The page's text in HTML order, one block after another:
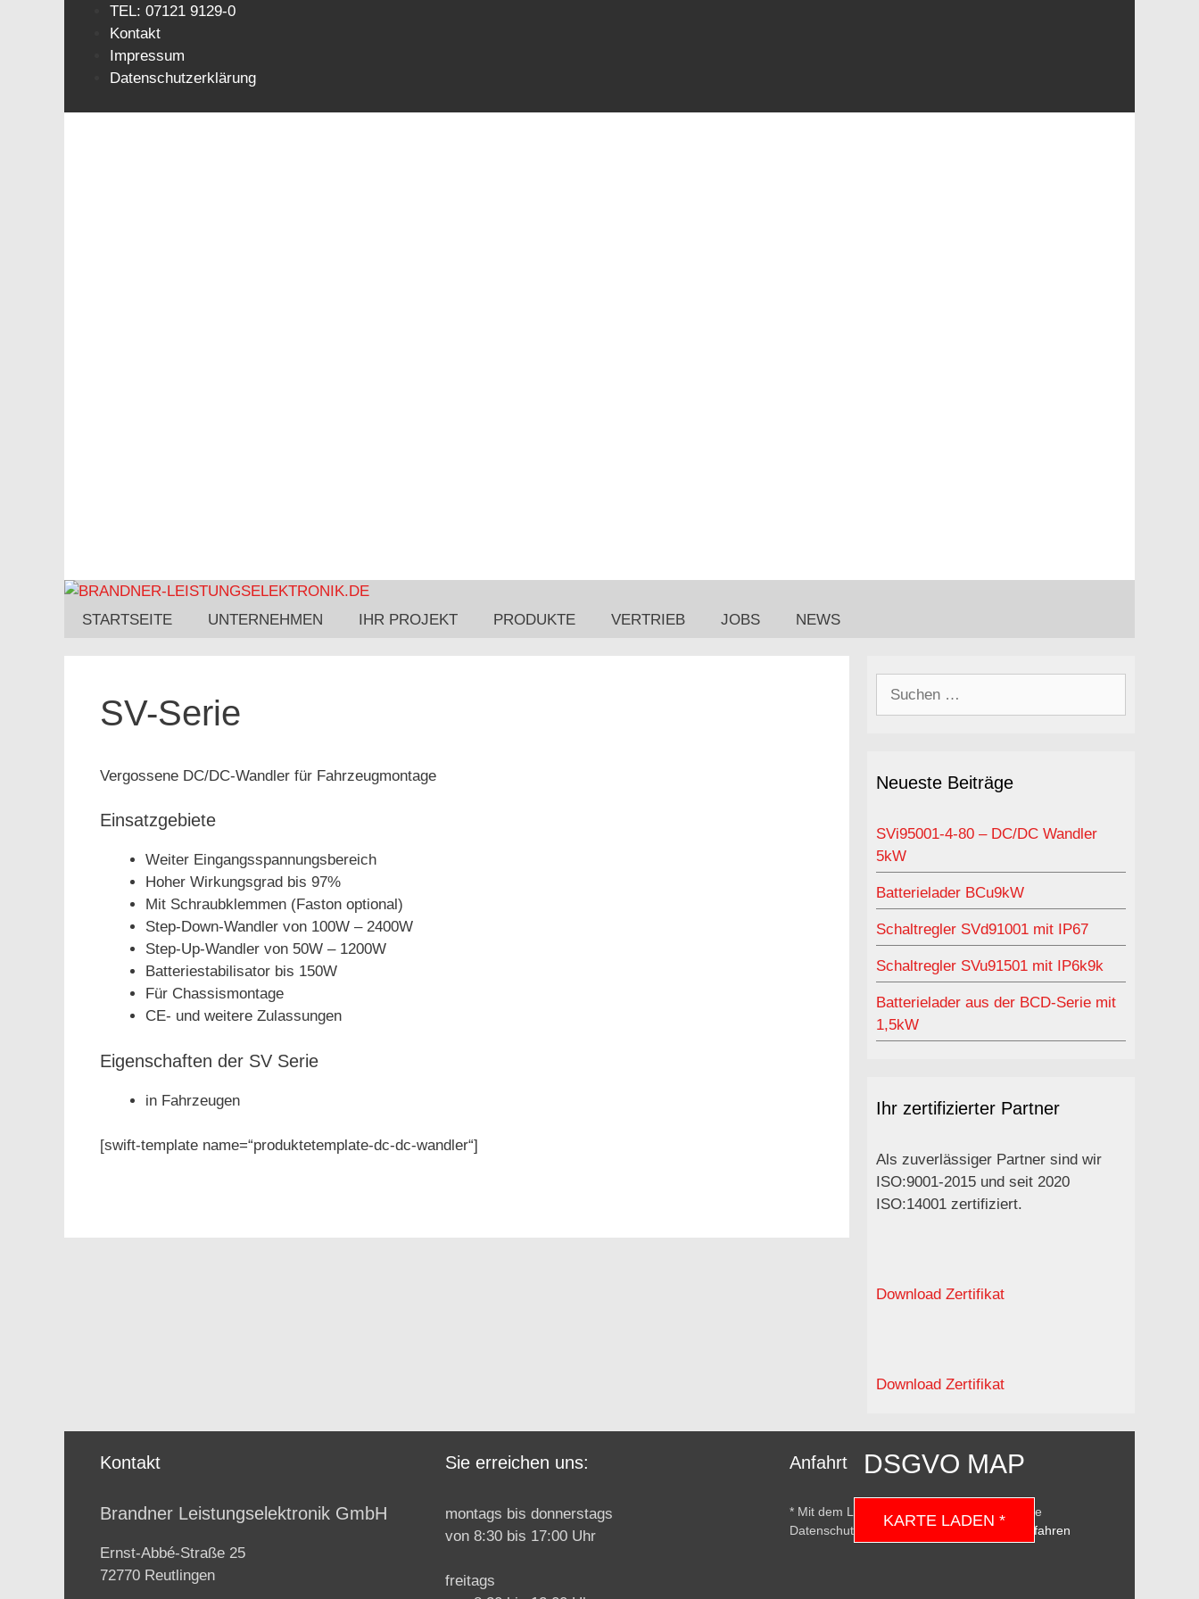
TEL: 07121 9129-0
Kontakt
Impressum
Datenschutzerklärung
STARTSEITE UNTERNEHMEN IHR PROJEKT PRODUKTE VERTRIEB JOBS NEWS
SV-Serie
Vergossene DC/DC-Wandler für Fahrzeugmontage
Einsatzgebiete
Weiter Eingangsspannungsbereich
Hoher Wirkungsgrad bis 97%
Mit Schraubklemmen (Faston optional)
Step-Down-Wandler von 100W – 2400W
Step-Up-Wandler von 50W – 1200W
Batteriestabilisator bis 150W
Für Chassismontage
CE- und weitere Zulassungen
Eigenschaften der SV Serie
in Fahrzeugen
[swift-template name=“produktetemplate-dc-dc-wandler“]
Neueste Beiträge
SVi95001-4-80 – DC/DC Wandler
5kW
Batterielader BCu9kW
Schaltregler SVd91001 mit IP67
Schaltregler SVu91501 mit IP6k9k
Batterielader aus der BCD-Serie mit
1,5kW
Ihr zertifizierter Partner
Als zuverlässiger Partner sind wir
ISO:9001-2015 und seit 2020
ISO:14001 zertifiziert.
Download Zertifikat
Download Zertifikat
Kontakt
Brandner Leistungselektronik GmbH
Ernst-Abbé-Straße 25
72770 Reutlingen
Sie erreichen uns:
montags bis donnerstags
von 8:30 bis 17:00 Uhr
freitags
Anfahrt DSGVO MAP
KARTE LADEN *
* Mit dem Laden der Karte akzeptierst du die
Datenschutzerklärung von Google. Mehr erfahren